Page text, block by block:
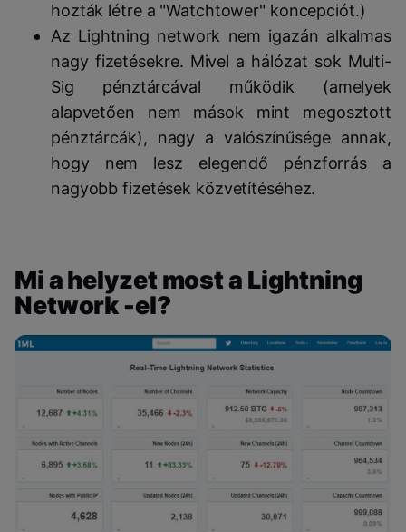
hozták létre a "Watchtower" koncepciót.)
Az Lightning network nem igazán alkalmas
nagy fizetésekre. Mivel a hálózat sok Multi-
Sig pénztárcával működik (amelyek
alapvetően nem mások mint megosztott
pénztárcák), nagy a valószínűsége annak,
hogy nem lesz elegendő pénzforrás a
nagyobb fizetések közvetítéséhez.
Mi a helyzet most a Lightning
Network -el?